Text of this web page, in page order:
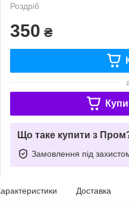
Роздріб
350 ₴
Що таке купити з
Замовлення під
Доставка